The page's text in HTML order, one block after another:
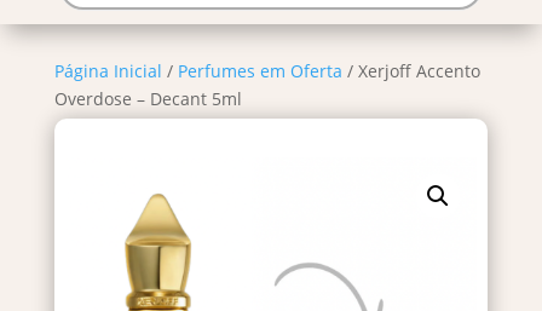
Página Inicial / Perfumes em Oferta / Xerjoff Accento
Overdose – Decant 5ml